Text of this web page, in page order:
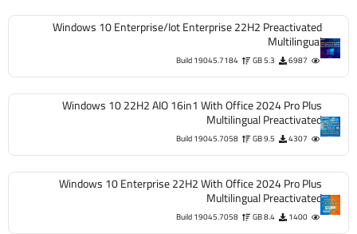
Windows 10 Enterprise/Iot Enterprise 22H2 Preactivated
Multilingual
6987
5.3 GB
Build 19045.7184
Windows 10 22H2 AIO 16in1 With Office 2024 Pro Plus
Multilingual Preactivated
4307
9.5 GB
Build 19045.7058
Windows 10 Enterprise 22H2 With Office 2024 Pro Plus
Multilingual Preactivated
1400
8.4 GB
Build 19045.7058